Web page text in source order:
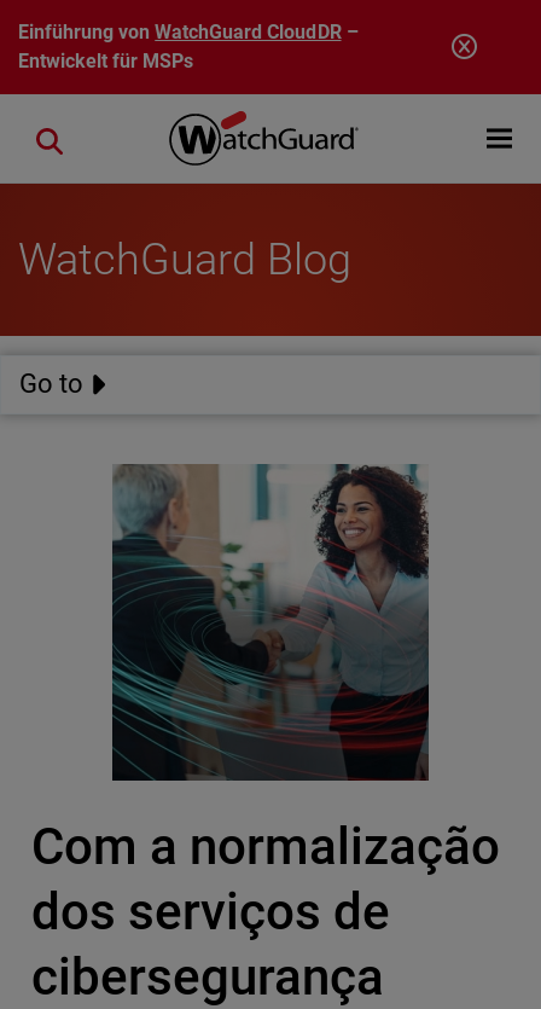
Direkt zum Inhalt
Einführung vonWatchGuard CloudDR–
Entwickelt für MSPs
Open
Close search
WatchGuard Blog
Go to
Com a normalização
dos serviços de
cibersegurança